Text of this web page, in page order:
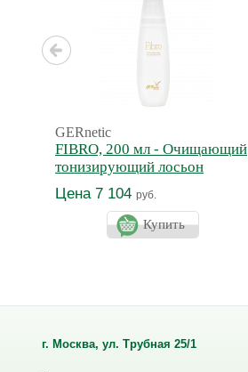
GERnetic
FIBRO, 200 мл - Очищающий
тонизирующий лосьон
Цена 7 104 руб.
Купить
г. Москва, ул. Трубная 25/1